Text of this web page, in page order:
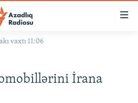
vaxtı 11:06
İrana